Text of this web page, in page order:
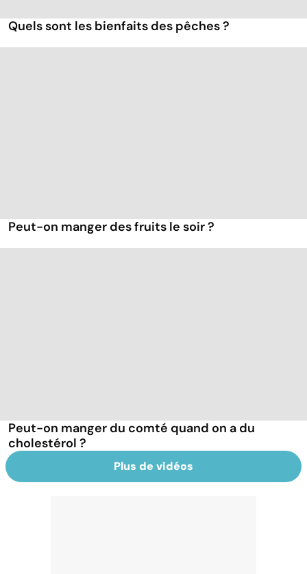
Quels sont les bienfaits des pêches ?
Peut-on manger des fruits le soir ?
Peut-on manger du comté quand on a du
cholestérol ?
Plus de vidéos